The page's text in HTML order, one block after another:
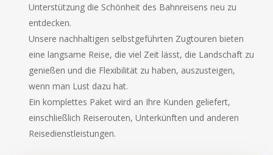
Unterstützung die Schönheit des Bahnreisens neu zu
entdecken.
Unsere nachhaltigen selbstgeführten Zugtouren bieten
eine langsame Reise, die viel Zeit lässt, die Landschaft zu
genießen und die Flexibilität zu haben, auszusteigen,
wenn man Lust dazu hat.
Ein komplettes Paket wird an Ihre Kunden geliefert,
einschließlich Reiserouten, Unterkünften und anderen
Reisedienstleistungen.